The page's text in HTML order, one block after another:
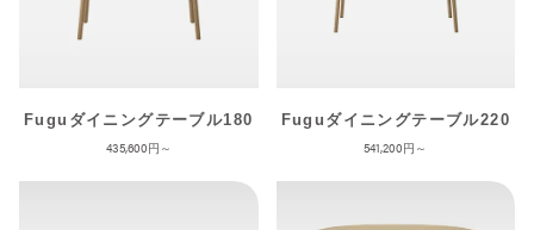
Fuguダイニングテーブル180
435,600
Fuguダイニングテーブル220
541,200